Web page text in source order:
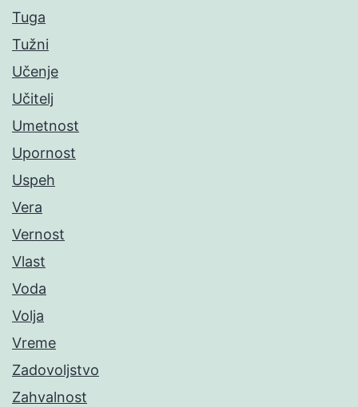
Tuga
Tužni
Učenje
Učitelj
Umetnost
Upornost
Uspeh
Vera
Vernost
Vlast
Voda
Volja
Vreme
Zadovoljstvo
Zahvalnost